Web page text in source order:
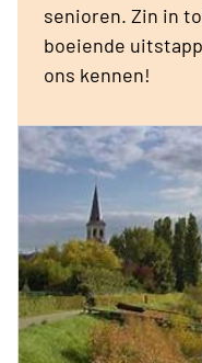
senioren. Zin in
boeiende
ons kennen!